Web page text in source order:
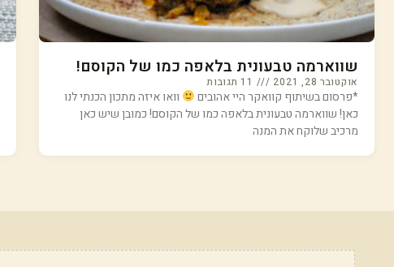
שווארמה טבעונית בלאפה כמו של הקוסם!
אוקטובר 28, 2021
*פרסום בשיתוף קוואקר היי אהובים
וואו איזה מתכון הכנתי לנו
כאן! שווארמה טבעונית בלאפה כמו של הקוסם! כמובן שיש כאן
מרכיב שלוקח את המנה